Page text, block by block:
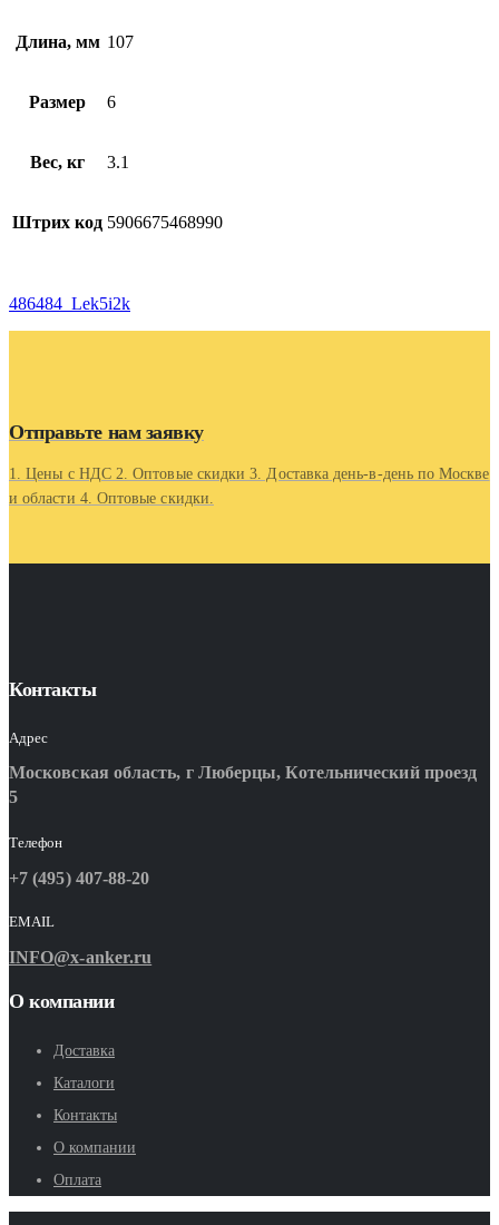
Длина, мм 107
Размер 6
Вес, кг 3.1
Штрих код 5906675468990
486484_Lek5i2k
Отправьте нам заявку
1. Цены с НДС 2. Оптовые скидки 3. Доставка день-в-день по Москве
и области 4. Оптовые скидки.
Контакты
Адрес
Московская область, г Люберцы, Котельнический проезд
5
Телефон
+7 (495) 407-88-20
EMAIL
INFO@x-anker.ru
О компании
Доставка
Каталоги
Контакты
О компании
Оплата